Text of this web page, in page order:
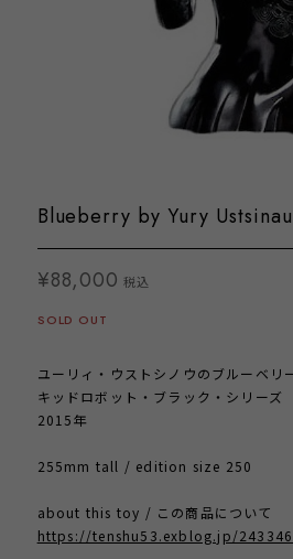
Blueberry by Yury Ustsinau
¥88,000 税込
SOLD OUT
ユーリィ・ウストシノウのブルーベリ
キッドロボット・ブラック・シリーズ
2015年
255mm tall / edition size 250
about this toy / この商品について
https://tenshu53.exblog.jp/